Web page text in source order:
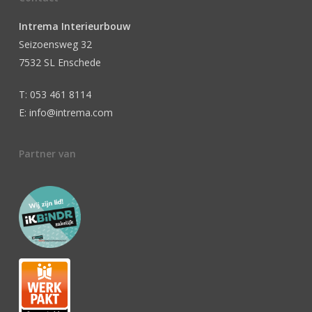
Intrema Interieurbouw
Seizoensweg 32
7532 SL Enschede
T: 053 461 8114
E: info@intrema.com
Partner van